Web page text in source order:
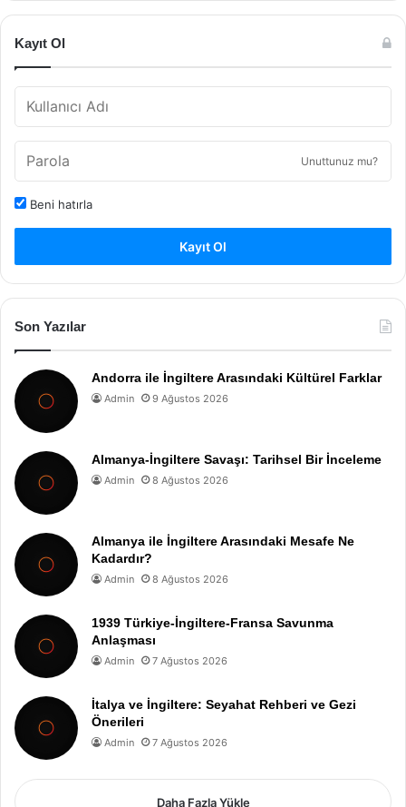
Kayıt Ol
Unuttunuz mu?
Beni hatırla
Kayıt Ol
Son Yazılar
Andorra ile İngiltere Arasındaki Kültürel Farklar
Admin 9 Ağustos 2026
Almanya-İngiltere Savaşı: Tarihsel Bir İnceleme
Admin 8 Ağustos 2026
Almanya ile İngiltere Arasındaki Mesafe Ne
Kadardır?
Admin 8 Ağustos 2026
1939 Türkiye-İngiltere-Fransa Savunma
Anlaşması
Admin 7 Ağustos 2026
İtalya ve İngiltere: Seyahat Rehberi ve Gezi
Önerileri
Admin 7 Ağustos 2026
Daha Fazla Yükle